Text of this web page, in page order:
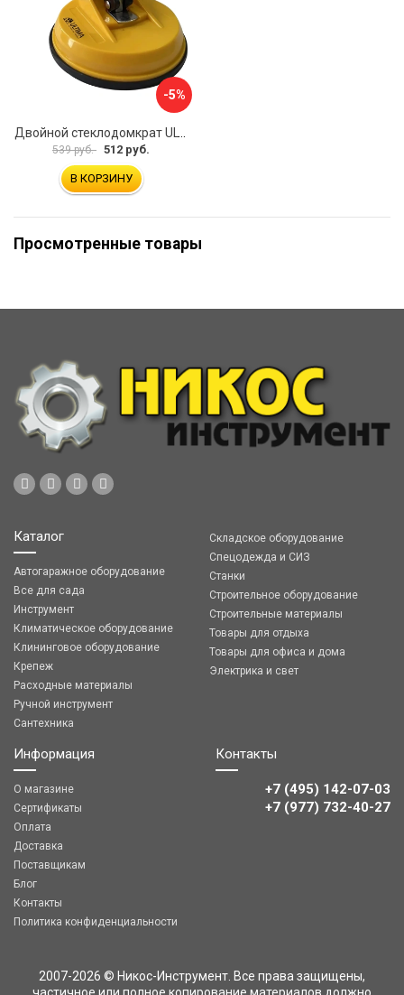
-5%
Двойной стеклодомкрат ULTIMA 2
539 руб. 512 руб.
В КОРЗИНУ
Просмотренные товары
Каталог
Автогаражное оборудование
Все для сада
Инструмент
Климатическое оборудование
Клининговое оборудование
Крепеж
Расходные материалы
Ручной инструмент
Сантехника
Складское оборудование
Спецодежда и СИЗ
Станки
Строительное оборудование
Строительные материалы
Товары для отдыха
Товары для офиса и дома
Электрика и свет
Информация
О магазине
Сертификаты
Оплата
Доставка
Поставщикам
Блог
Контакты
Политика конфиденциальности
Контакты
+7 (495) 142-07-03
‎‎+7 (977) 732-40-27
2007-2026 © Никос-Инструмент. Все права защищены,